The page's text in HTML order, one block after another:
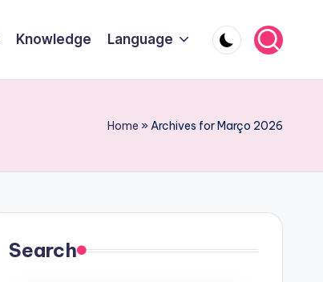
Knowledge Language
Home »Archives for Março 2026
Search